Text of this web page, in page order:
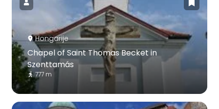
Hongarije
Chapel of Saint Thomas Becket in
Szenttamás
777 m